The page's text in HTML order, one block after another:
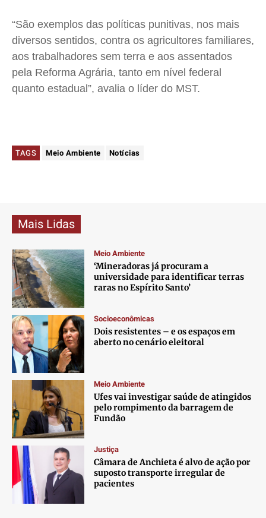
“São exemplos das políticas punitivas, nos mais
diversos sentidos, contra os agricultores familiares,
aos trabalhadores sem terra e aos assentados
pela Reforma Agrária, tanto em nível federal
quanto estadual”, avalia o líder do MST.
TAGS Meio Ambiente Notícias
Mais Lidas
Meio Ambiente
‘Mineradoras já procuram a
universidade para identificar terras
raras no Espírito Santo’
Socioeconômicas
Dois resistentes – e os espaços em
aberto no cenário eleitoral
Meio Ambiente
Ufes vai investigar saúde de atingidos
pelo rompimento da barragem de
Fundão
Justiça
Câmara de Anchieta é alvo de ação por
suposto transporte irregular de
pacientes